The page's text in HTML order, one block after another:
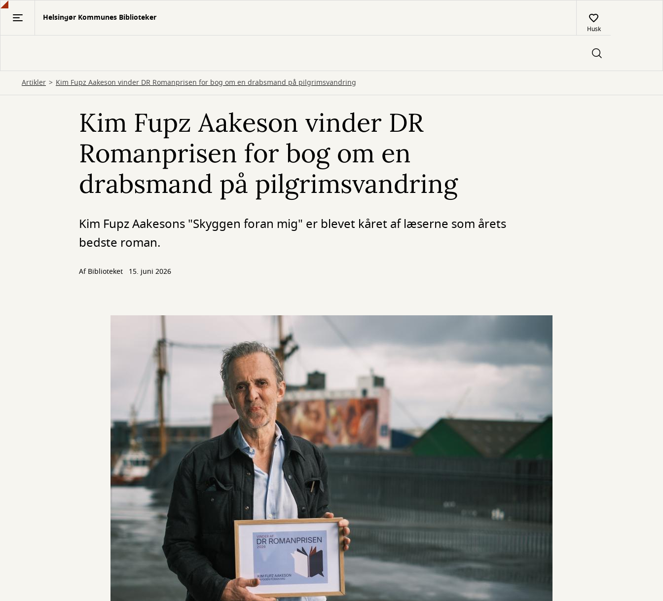
Gå
Helsingør Kommunes Biblioteker
Husk
Artikler Kim Fupz Aakeson vinder DR Romanprisen for bog om en drabsmand på pilgrimsvandring
Kim Fupz Aakeson vinder DR
Romanprisen for bog om en
drabsmand på pilgrimsvandring
Kim Fupz Aakesons "Skyggen foran mig" er blevet kåret af læserne som årets
bedste roman.
Af Biblioteket 15. juni 2026